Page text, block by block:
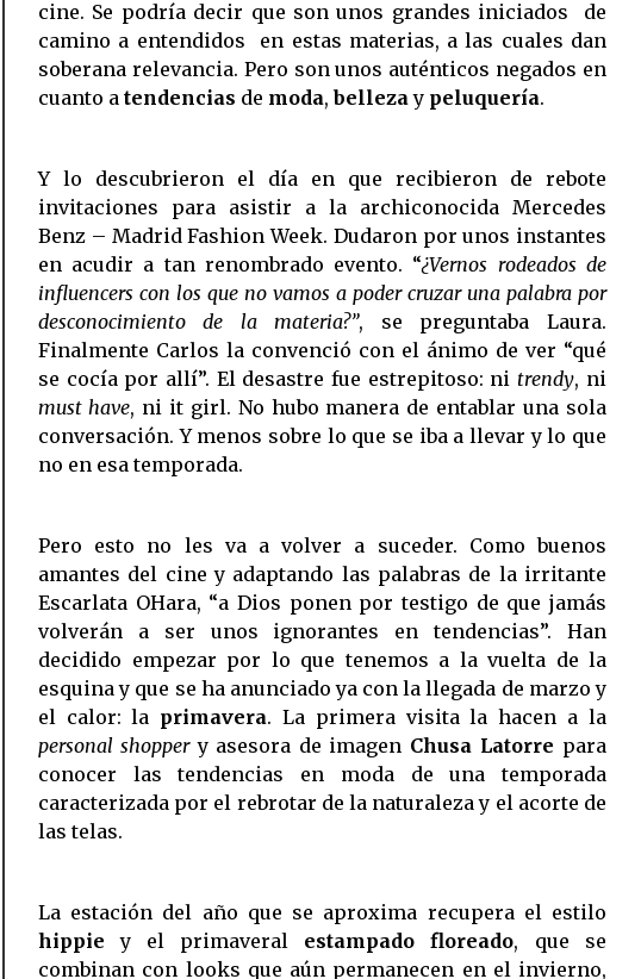
cine. Se podría decir que son unos grandes iniciados  de
camino a entendidos  en estas materias, a las cuales dan
soberana relevancia. Pero son unos auténticos negados en
cuanto a tendencias de moda,bellezay peluquería.
Y lo descubrieron el día en que recibieron de rebote
invitaciones para asistir a la archiconocida Mercedes
Benz – Madrid Fashion Week. Dudaron por unos instantes
en acudir a tan renombrado evento. “¿Vernos rodeados de
influencers con los que no vamos a poder cruzar una palabra por
desconocimiento de la materia?”, se preguntaba Laura.
Finalmente Carlos la convenció con el ánimo de ver “qué
se cocía por allí”. El desastre fue estrepitoso: ni trendy, ni
must have, ni it girl. No hubo manera de entablar una sola
conversación. Y menos sobre lo que se iba a llevar y lo que
no en esa temporada.
Pero esto no les va a volver a suceder. Como buenos
amantes del cine y adaptando las palabras de la irritante
Escarlata OHara, “a Dios ponen por testigo de que jamás
volverán a ser unos ignorantes en tendencias”. Han
decidido empezar por lo que tenemos a la vuelta de la
esquina y que se ha anunciado ya con la llegada de marzo y
el calor: la primavera. La primera visita la hacen a la
personal shoppery asesora de imagen Chusa Latorre para
conocer las tendencias en moda de una temporada
caracterizada por el rebrotar de la naturaleza y el acorte de
las telas.
La estación del año que se aproxima recupera el estilo
hippie y el primaveral estampado floreado, que se
combinan con looks que aún permanecen en el invierno,